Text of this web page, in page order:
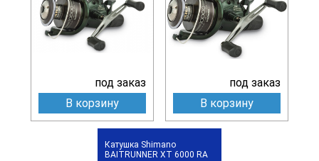
под заказ
В корзину
под заказ
В корзину
Катушка Shimano
BAITRUNNER XT 6000 RA